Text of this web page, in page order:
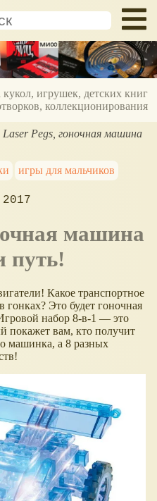
игрушек, детских книг
коллекционирования
Laser Pegs, гоночная машина
игры для мальчиков
путь!
Какое транспортное
гонках? Это будет гоночная
набор 8-в-1 — это
покажет вам, кто получит
машинка, а 8 разных